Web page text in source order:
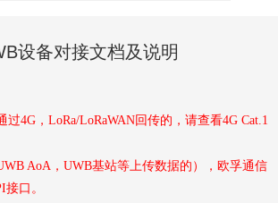
设备对接文档及说明
过4G，LoRa/LoRaWAN回传的，请查看4G Cat.1
AoA，UWB基站等上传数据的），欧孚通信
口。